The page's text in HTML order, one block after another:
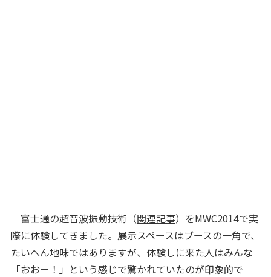
富士通の超音波振動技術（関連記事）をMWC2014で実
際に体験してきました。展示スペースはブースの一角で、
たいへん地味ではありますが、体験しに来た人はみんな
「おおー！」という感じで驚かれていたのが印象的で